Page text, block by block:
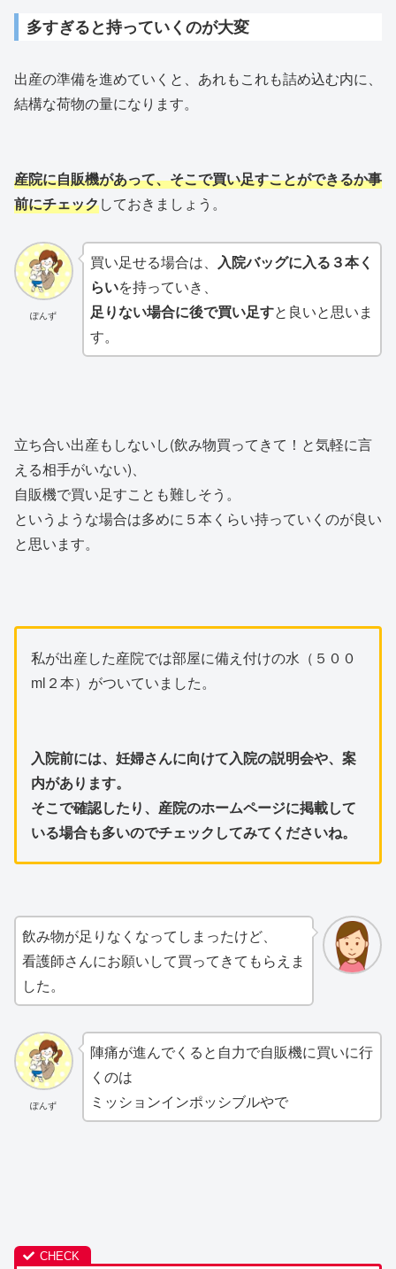
多すぎると持っていくのが大変
出産の準備を進めていくと、あれもこれも詰め込む内に、
結構な荷物の量になります。
産院に自販機があって、そこで買い足すことができるか事
前にチェックしておきましょう。
ぽんず
買い足せる場合は、
入院バッグに入る３本く
らいを持っていき、
足りない場合に後で買い足すと良いと思いま
す。
立ち合い出産もしないし(飲み物買ってきて！と気軽に言
える相手がいない)、
自販機で買い足すことも難しそう。
というような場合は多めに５本くらい持っていくのが良い
と思います。
私が出産した産院では部屋に備え付けの水（５００
ml２本）がついていました。
入院前には、妊婦さんに向けて入院の説明会や、案
内があります。
そこで確認したり、産院のホームページに掲載して
いる場合も多いのでチェックしてみてくださいね。
飲み物が足りなくなってしまったけど、
看護師さんにお願いして買ってきてもらえま
した。
ぽんず
陣痛が進んでくると自力で自販機に買いに行
くのは
ミッションインポッシブルやで